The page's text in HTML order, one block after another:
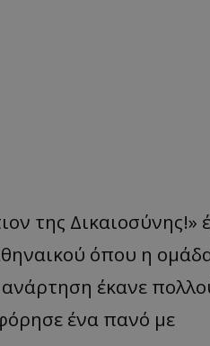
της Δικαιοσύνης!»
όπου η
έκανε
ένα πανό με